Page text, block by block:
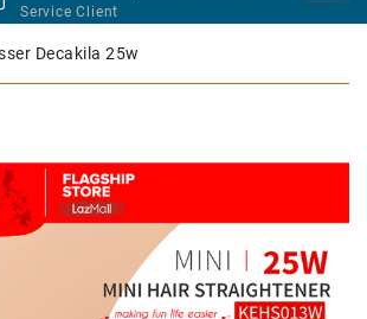
Service Client
Decakila 25w